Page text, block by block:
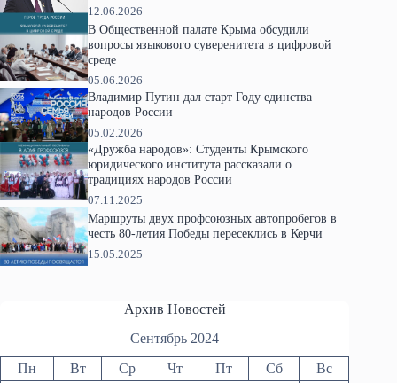
12.06.2026
В Общественной палате Крыма обсудили
вопросы языкового суверенитета в цифровой
среде
05.06.2026
Владимир Путин дал старт Году единства
народов России
05.02.2026
«Дружба народов»: Студенты Крымского
юридического института рассказали о
традициях народов России
07.11.2025
Маршруты двух профсоюзных автопробегов в
честь 80-летия Победы пересеклись в Керчи
15.05.2025
Архив Новостей
Сентябрь 2024
Пн Вт Ср Чт Пт Сб
Вс